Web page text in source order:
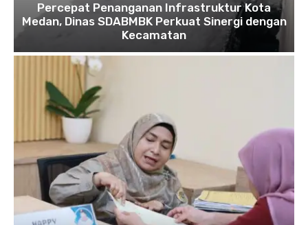
Percepat Penanganan Infrastruktur Kota
Medan, Dinas SDABMBK Perkuat Sinergi dengan
Kecamatan